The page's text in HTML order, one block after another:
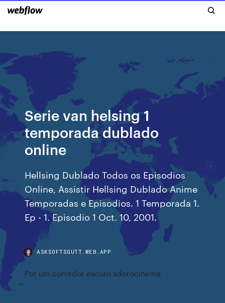
Serie van helsing 1
temporada dublado
online
Hellsing Dublado Todos os Episodios
Online, Assistir Hellsing Dublado Anime
Temporadas e Episodios. 1 Temporada 1.
Ep - 1. Episodio 1 Oct. 10, 2001.
ASKSOFTSGUTT.WEB.APP
Por um corredor escuro adorocinema